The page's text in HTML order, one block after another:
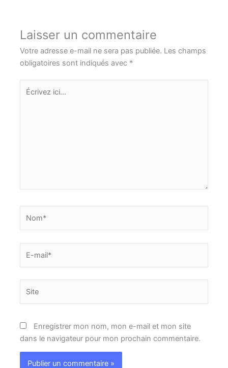
Laisser un commentaire
Votre adresse e-mail ne sera pas publiée. Les champs
obligatoires sont indiqués avec *
Écrivez
mail*
Enregistrer mon nom, mon e-mail et mon site
dans le navigateur pour mon prochain commentaire.